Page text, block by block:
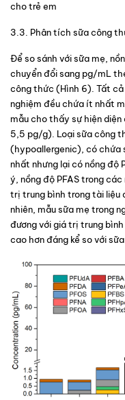
cho trẻ em
3.3. Phân tích sữa công
Để so sánh với sữa mẹ,
chuyển đổi sang pg/mL
công thức (Hình 6). Tất
nghiệm đều chứa ít nhất
mẫu cho thấy sự hiện
5,5 pg/g). Loại sữa công
(hypoallergenic), có chứa
nhất nhưng lại có nồng
ý, nồng độ PFAS trong
trị trung bình trong tài liệu
nhiên, mẫu sữa mẹ trong
đương với giá trị trung
cao hơn đáng kể so với